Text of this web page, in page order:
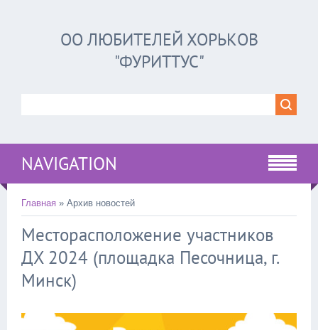
ОО ЛЮБИТЕЛЕЙ ХОРЬКОВ
"ФУРИТТУС"
NAVIGATION
Главная » Архив новостей
Месторасположение участников
ДХ 2024 (площадка Песочница, г.
Минск)